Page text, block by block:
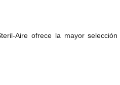
Aire ofrece la mayor